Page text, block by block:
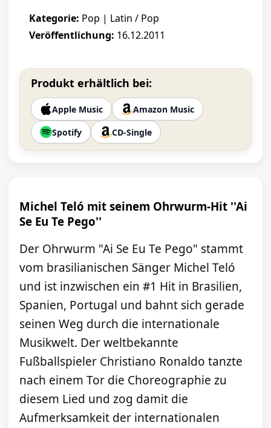
Kategorie: Pop | Latin / Pop
Veröffentlichung: 16.12.2011
Produkt erhältlich bei:
Apple Music
Amazon Music
Spotify
CD-Single
Michel Teló mit seinem Ohrwurm-Hit ''Ai
Se Eu Te Pego''
Der Ohrwurm "Ai Se Eu Te Pego" stammt
vom brasilianischen Sänger Michel Teló
und ist inzwischen ein #1 Hit in Brasilien,
Spanien, Portugal und bahnt sich gerade
seinen Weg durch die internationale
Musikwelt. Der weltbekannte
Fußballspieler Christiano Ronaldo tanzte
nach einem Tor die Choreographie zu
diesem Lied und zog damit die
Aufmerksamkeit der internationalen